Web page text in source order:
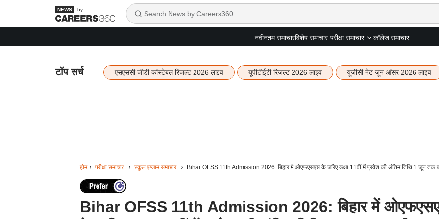
by
नवीनतम समाचारविशेष समाचार परीक्षा समाचार कॉलेज समाचार
टॉप सर्च एसएससी जीडी कांस्टेबल रिजल्ट 2026 लाइव यूपीटीईटी रिजल्ट 2026 लाइव यूजीसी नेट जून आंसर 2026 लाइव
होम परीक्षा समाचार स्कूल एग्जाम समाचार Bihar OFSS 11th Admission 2026: बिहार में ओएफएसएस के जरिए कक्षा 11वीं में प्रवेश की अंतिम तिथि 1 जून तक
Bihar OFSS 11th Admission 2026: बिहार में